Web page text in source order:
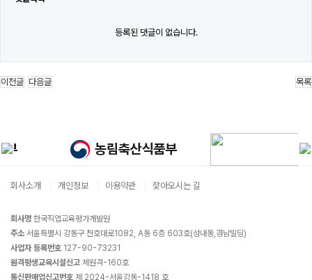
등록된 댓글이 없습니다.
이전글 다음글 목록
회사소개 개인정보 이용약관 찾아오시는 길
회사명 한국직업교육평가개발원
주소 서울특별시 강동구 천호대로1082, A동 6층 603호(성내동,경남빌딩)
사업자 등록번호 127-90-73231
원격평생교육시설신고 제원격-160호
통신판매업신고번호 제 2024-서울강동-1418 호